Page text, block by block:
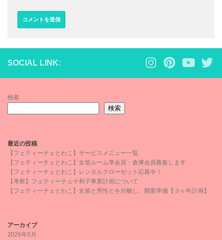
SOCIAL LINK:
検索
検索
最近の投稿
【フェティーチェとわこ】サービスメニュー一覧
【フェティーチェとわこ】女装ルーム準会員・倉庫会員募集します
【フェティーチェとわこ】レンタルクローゼット応募中！
【考察】フェティーチェ十和子事業計画について
【フェティーチェとわこ】女装と男性とを分離し、開業準備【３ヶ年計画】
アーカイブ
2026年5月